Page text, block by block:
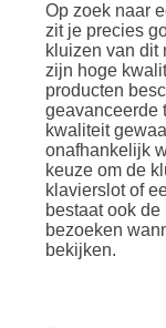
Op zoek naar
zit je precies
kluizen van dit
zijn hoge
producten
geavanceerde
kwaliteit
onafhankelijk
keuze om de
klavierslot of
bestaat ook
bezoeken
bekijken.